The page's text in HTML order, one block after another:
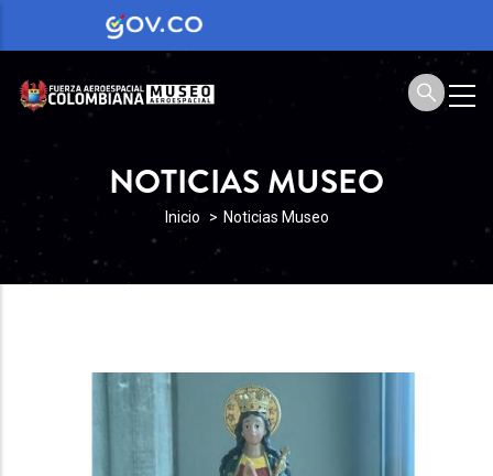
NOTICIAS MUSEO
SOBRESCRIBIR
ENLACES
DE
A
LA
NAVEGACIÓN
Inicio Noticias Museo